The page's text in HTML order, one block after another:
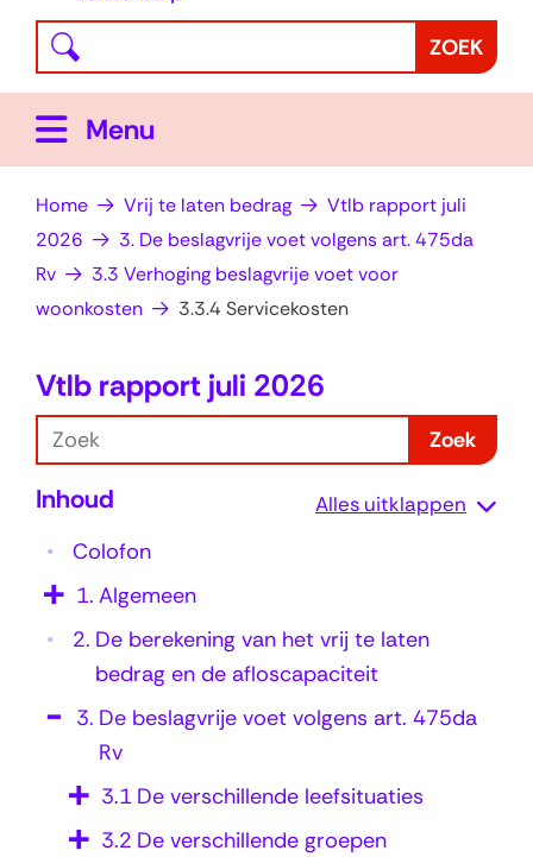
toegestaan
Waar
bent
naar
op
zoek?
ZOEK
Menu
Home Vrij te laten bedrag
Vtlb rapport juli
2026
3. De beslagvrije voet volgens art. 475da
Rv
3.3 Verhoging beslagvrije voet voor
woonkosten
3.3.4 Servicekosten
3
3
.
4
S
e
v
Vtlb rapport juli 2026
o
e
Zoek
Inhoud Alles uitklappen
Colofon
1. Algemeen
2. De berekening van het vrij te laten
bedrag en de afloscapaciteit
3. De beslagvrije voet volgens art. 475da
Rv
3.1 De verschillende leefsituaties
3.2 De verschillende groepen